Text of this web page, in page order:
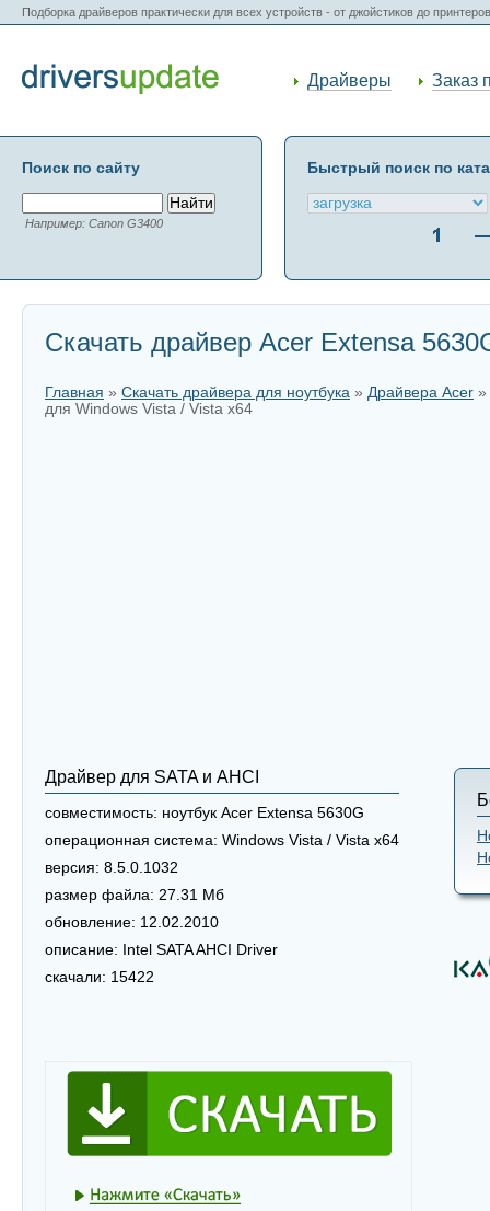
Подборка драйверов практически для всех устройств - от джойстиков до
Драйверы Заказ
Поиск по сайту
Например: Canon G3400
Быстрый поиск по
Скачать драйвер Acer Extensa
Главная » Скачать драйвера для ноутбука » Драйвера Acer »
для Windows Vista / Vista x64
Драйвер для SATA и AHCI
совместимость: ноутбук Acer Extensa 5630G
операционная система: Windows Vista / Vista x64
версия: 8.5.0.1032
размер файла: 27.31 Мб
обновление: 12.02.2010
описание: Intel SATA AHCI Driver
скачали: 15422